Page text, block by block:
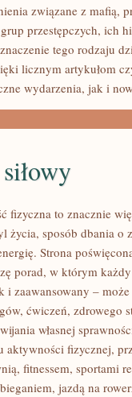
związane z mafią,
przestępczych, ich
tego rodzaju
licznym artykułom
wydarzenia, jak i
fizyczna to znacznie
życia, sposób dbania o
Strona
porad, w którym
i zaawansowany –
ćwiczeń, zdrowego
własnej
aktywności fizycznej,
fitnessem, sportami
jazdą na